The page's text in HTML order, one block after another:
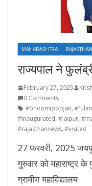
MAHARASHTRA RAJASTHAN
राज्यपाल ने
February 27, 2025
0 Comments
#bhoomipoojan,
#inaugurated, #jaipur,
#rajasthannews, #visited
27 फरवरी, 2025
गुरुवार को महाराष्ट्र
ग्रामीण महाविद्यालय